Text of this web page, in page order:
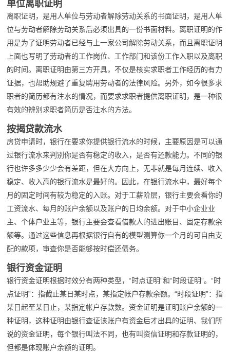
单位离职证明
离职证明，是用人单位与劳动者解除劳动关系的书面证明，是用人单
位与劳动者解除劳动关系后必须出具的一份书面材料。离职证明的作
用是为了证明劳动者已经与上一家公司解除劳动关系，而且离职证明
上面也写明了劳动者的工作岗位、工作部门和该份工作入职以及离职
的时间。离职证明由第三方开具，不仅是核实求职者工作经历的有力
证据，也帮助规避了重复聘用劳动者的法律风险。另外，如今很多求
职者的简历都有注水的情况，而要求求职者提供离职证明，是一种很
有效的辨别求职者简历是否注水的方法。
按揭贷款流水
房贷申请时，银行在要求你提供银行流水的时候，主要原因是可以通
过银行流水来判别你是否有稳定的收入，是否有还款能力。不同的银
行也许多多少少会有差距，但在大方向上，无非就是每月连续、收入
稳定、收入高的银行流水是最好的。因此，在银行流水中，最好每个
月的固定时间有较为稳定的入账。对于工薪阶层，银行主要会看你的
工资流水、每月的账户余额以及账户的日均余额。对于中小企业业
主、个体户业主等，银行主要会查看借款人的进出账目、固定存款余
额等。通过这些信息再根据银行自有的模型测算你一个月的可自由支
配的款项，审查你是否能够按时偿还债务。
银行资金证明
银行资金证明根据时效分有两种类型，“时点证明”和“时段证明”。“时
点证明”：指截止某日某时点，某指定帐户存款余额。“时段证明”：指
某日起至某日止，某指定帐户存款数。资金证明是证明账户余额的一
种证明，这种证明由银行查证该账户有资金后才出具的证明、我们所
说的资金证明，每个银行叫法不同，也有叫资信证明和存款证明的，
但都是体现账户余额的证明。